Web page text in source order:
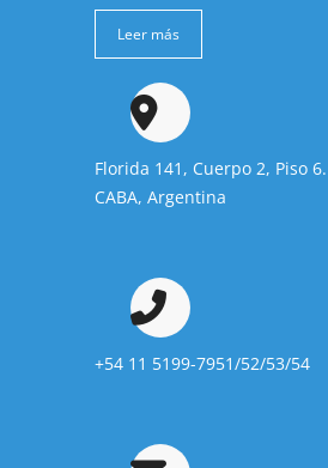
Leer más
Florida 141, Cuerpo 2, Piso 6.
CABA, Argentina
+54 11 5199-7951/52/53/54